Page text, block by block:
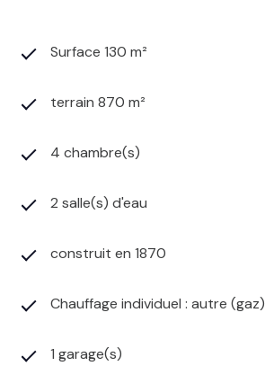
Surface 130 m²
terrain 870 m²
4 chambre(s)
2 salle(s) d'eau
construit en 1870
Chauffage individuel : autre (gaz)
1 garage(s)